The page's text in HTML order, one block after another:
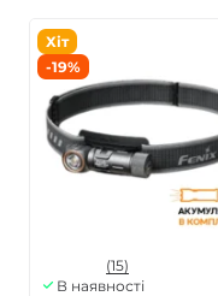
Хіт
-19%
(15)
В наявності